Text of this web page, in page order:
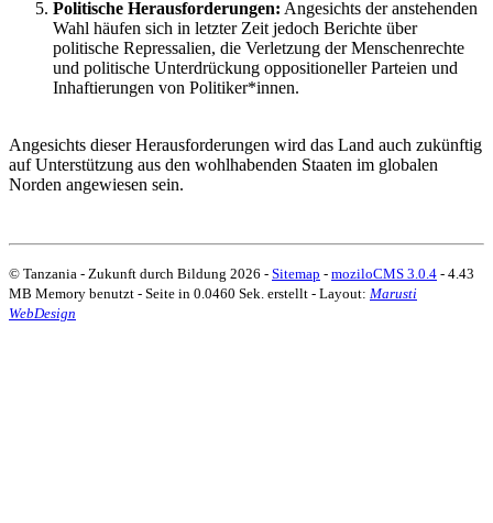
Politische Herausforderungen: Angesichts der anstehenden
Wahl häufen sich in letzter Zeit jedoch Berichte über
politische Repressalien, die Verletzung der Menschenrechte
und politische Unterdrückung oppositioneller Parteien und
Inhaftierungen von Politiker*innen.
Angesichts dieser Herausforderungen wird das Land auch zukünftig
auf Unterstützung aus den wohlhabenden Staaten im globalen
Norden angewiesen sein.
© Tanzania - Zukunft durch Bildung 2026 - Sitemap - moziloCMS 3.0.4 - 4.43
MB Memory benutzt - Seite in 0.0460 Sek. erstellt - Layout: Marusti
WebDesign